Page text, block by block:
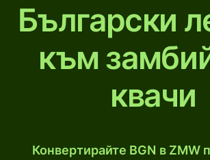
Български
към
квачи
Конвертирайте BGN в ZMW